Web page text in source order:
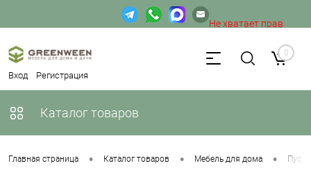
Вход Регистрация
Не хватает прав
доступа к веб-форме. 0
Каталог товаров
Главная страница • Каталог товаров • Мебель для дома • Пуфы